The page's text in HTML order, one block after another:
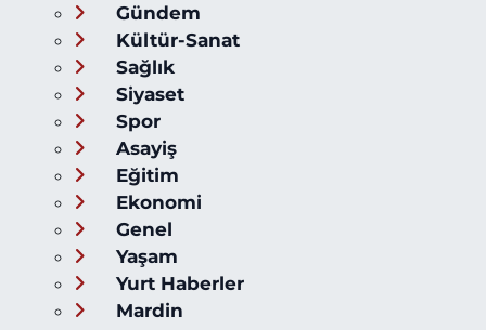
Gündem
Kültür-Sanat
Sağlık
Siyaset
Spor
Asayiş
Eğitim
Ekonomi
Genel
Yaşam
Yurt Haberler
Mardin